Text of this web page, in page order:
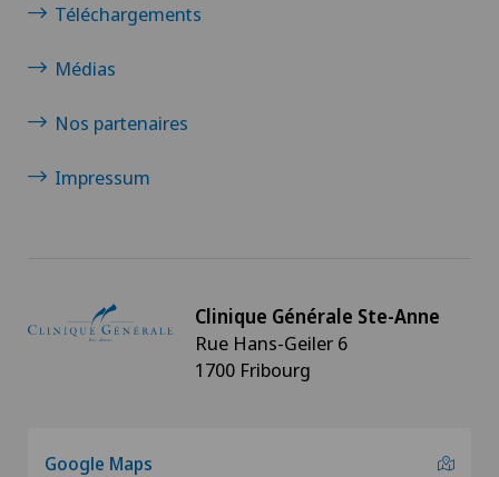
Téléchargements
Médias
Nos partenaires
Impressum
Clinique Générale Ste-Anne
Rue Hans-Geiler 6
1700 Fribourg
Google Maps